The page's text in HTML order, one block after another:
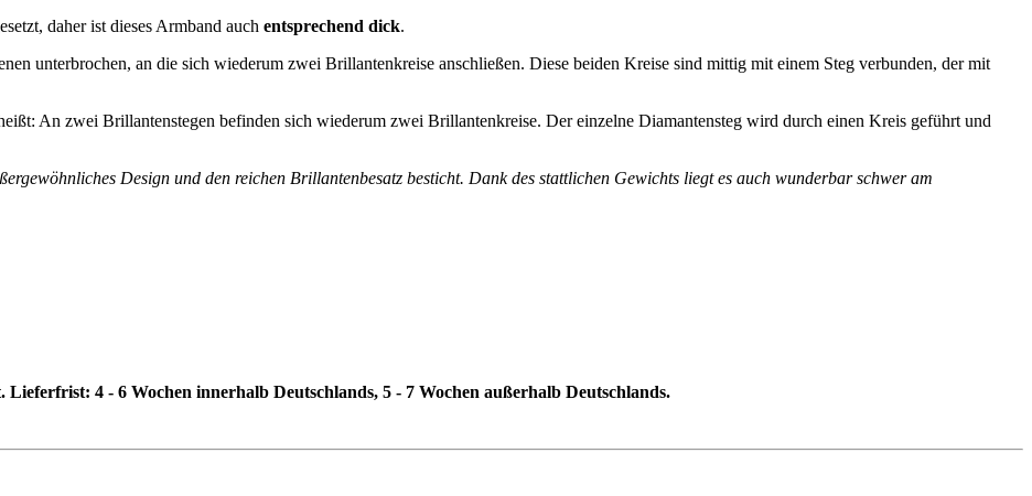
daher ist dieses Armband auch entsprechend dick.
unterbrochen, an die sich wiederum zwei Brillantenkreise anschließen. Diese beiden Kreise sind mittig mit einem Steg verbunden, der mit
An zwei Brillantenstegen befinden sich wiederum zwei Brillantenkreise. Der einzelne Diamantensteg wird durch einen Kreis geführt und
Design und den reichen Brillantenbesatz besticht. Dank des stattlichen Gewichts liegt es auch wunderbar schwer am
4 - 6 Wochen innerhalb Deutschlands, 5 - 7 Wochen außerhalb Deutschlands.